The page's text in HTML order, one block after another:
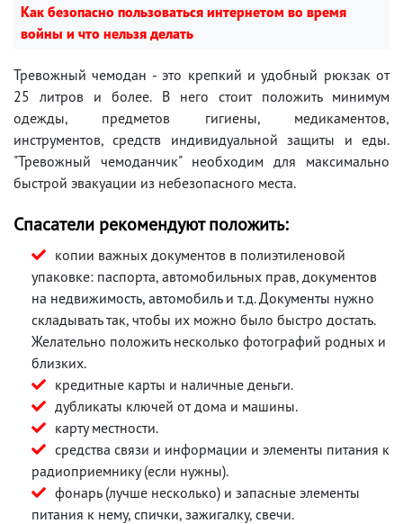
Как безопасно пользоваться интернетом во время
войны и что нельзя делать
Тревожный чемодан - это крепкий и удобный рюкзак от
25 литров и более. В него стоит положить минимум
одежды, предметов гигиены, медикаментов,
инструментов, средств индивидуальной защиты и еды.
"Тревожный чемоданчик" необходим для максимально
быстрой эвакуации из небезопасного места.
Спасатели рекомендуют положить:
копии важных документов в полиэтиленовой
упаковке: паспорта, автомобильных прав, документов
на недвижимость, автомобиль и т.д. Документы нужно
складывать так, чтобы их можно было быстро достать.
Желательно положить несколько фотографий родных и
близких.
кредитные карты и наличные деньги.
дубликаты ключей от дома и машины.
карту местности.
средства связи и информации и элементы питания к
радиоприемнику (если нужны).
фонарь (лучше несколько) и запасные элементы
питания к нему, спички, зажигалку, свечи.